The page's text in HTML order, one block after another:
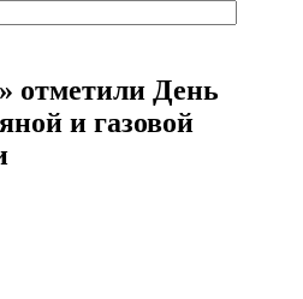
отметили День
и газовой